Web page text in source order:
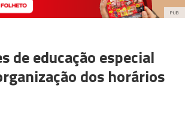
PUB
de educação especial
dos horários